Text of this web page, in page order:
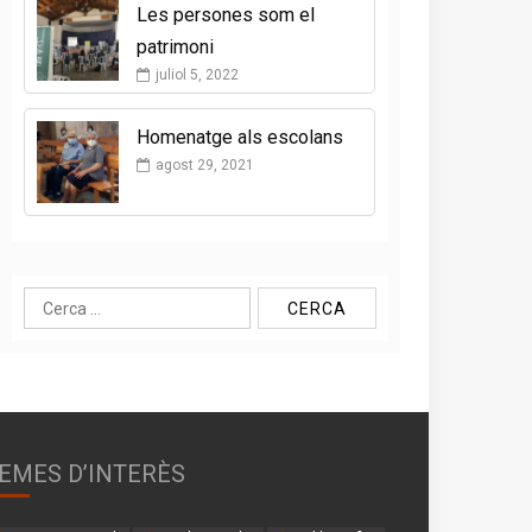
Les persones som el
patrimoni
juliol 5, 2022
Homenatge als escolans
agost 29, 2021
Cerca:
D’INTERÈS